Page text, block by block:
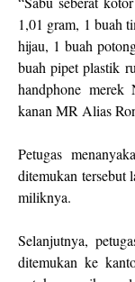
1,01 gram, 1 buah
hijau, 1 buah
buah pipet plastik
handphone
kanan MR Alias
Petugas
ditemukan tersebut
miliknya.
Selanjutnya,
ditemukan ke